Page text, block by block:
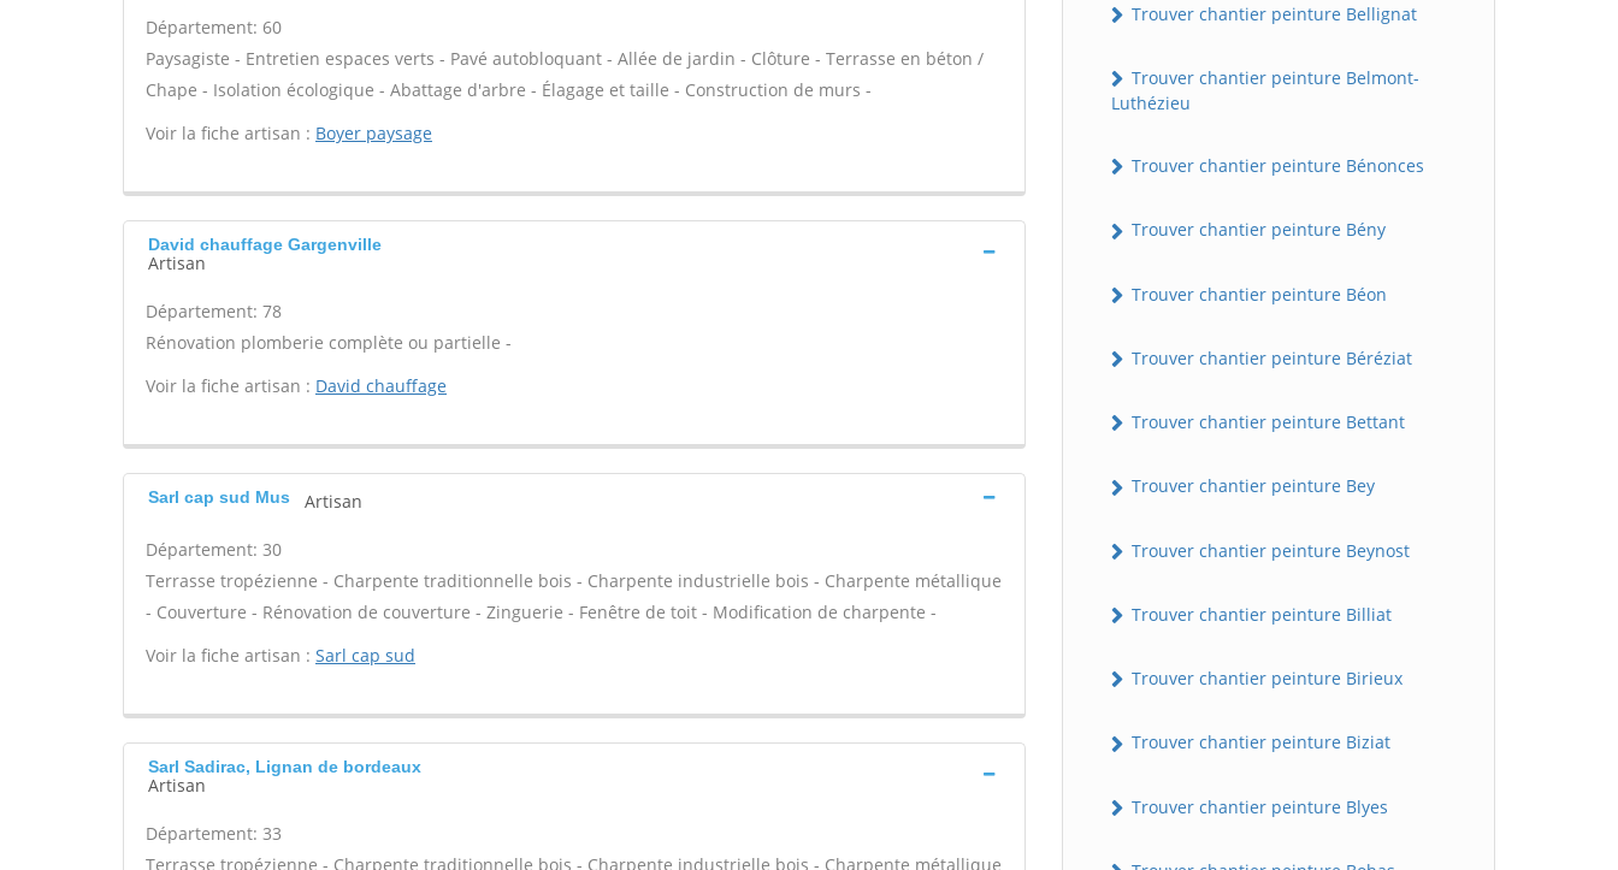
Département: 60
Paysagiste - Entretien espaces verts - Pavé autobloquant - Allée de jardin - Clôture - Terrasse en béton /
Chape - Isolation écologique - Abattage d'arbre - Élagage et taille - Construction de murs -
Voir la fiche artisan : Boyer paysage
David chauffage Gargenville
Artisan
Département: 78
Rénovation plomberie complète ou partielle -
Voir la fiche artisan : David chauffage
Sarl cap sud Mus Artisan
Département: 30
Terrasse tropézienne - Charpente traditionnelle bois - Charpente industrielle bois - Charpente métallique
- Couverture - Rénovation de couverture - Zinguerie - Fenêtre de toit - Modification de charpente -
Voir la fiche artisan : Sarl cap sud
Sarl Sadirac, Lignan de bordeaux
Artisan
Département: 33
Terrasse tropézienne - Charpente traditionnelle bois - Charpente industrielle bois - Charpente métallique
Trouver chantier peinture Bellignat
Trouver chantier peinture Belmont-
Luthézieu
Trouver chantier peinture Bénonces
Trouver chantier peinture Bény
Trouver chantier peinture Béon
Trouver chantier peinture Béréziat
Trouver chantier peinture Bettant
Trouver chantier peinture Bey
Trouver chantier peinture Beynost
Trouver chantier peinture Billiat
Trouver chantier peinture Birieux
Trouver chantier peinture Biziat
Trouver chantier peinture Blyes